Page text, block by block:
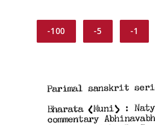
-100 -5 -1